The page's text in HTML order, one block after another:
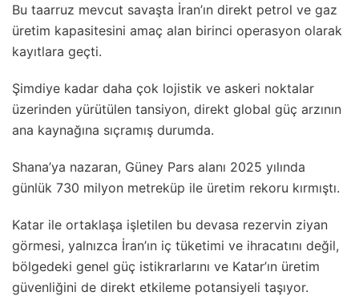
Bu taarruz mevcut savaşta İran’ın direkt petrol ve gaz
üretim kapasitesini amaç alan birinci operasyon olarak
kayıtlara geçti.
Şimdiye kadar daha çok lojistik ve askeri noktalar
üzerinden yürütülen tansiyon, direkt global güç arzının
ana kaynağına sıçramış durumda.
Shana’ya nazaran, Güney Pars alanı 2025 yılında
günlük 730 milyon metreküp ile üretim rekoru kırmıştı.
Katar ile ortaklaşa işletilen bu devasa rezervin ziyan
görmesi, yalnızca İran’ın iç tüketimi ve ihracatını değil,
bölgedeki genel güç istikrarlarını ve Katar’ın üretim
güvenliğini de direkt etkileme potansiyeli taşıyor.